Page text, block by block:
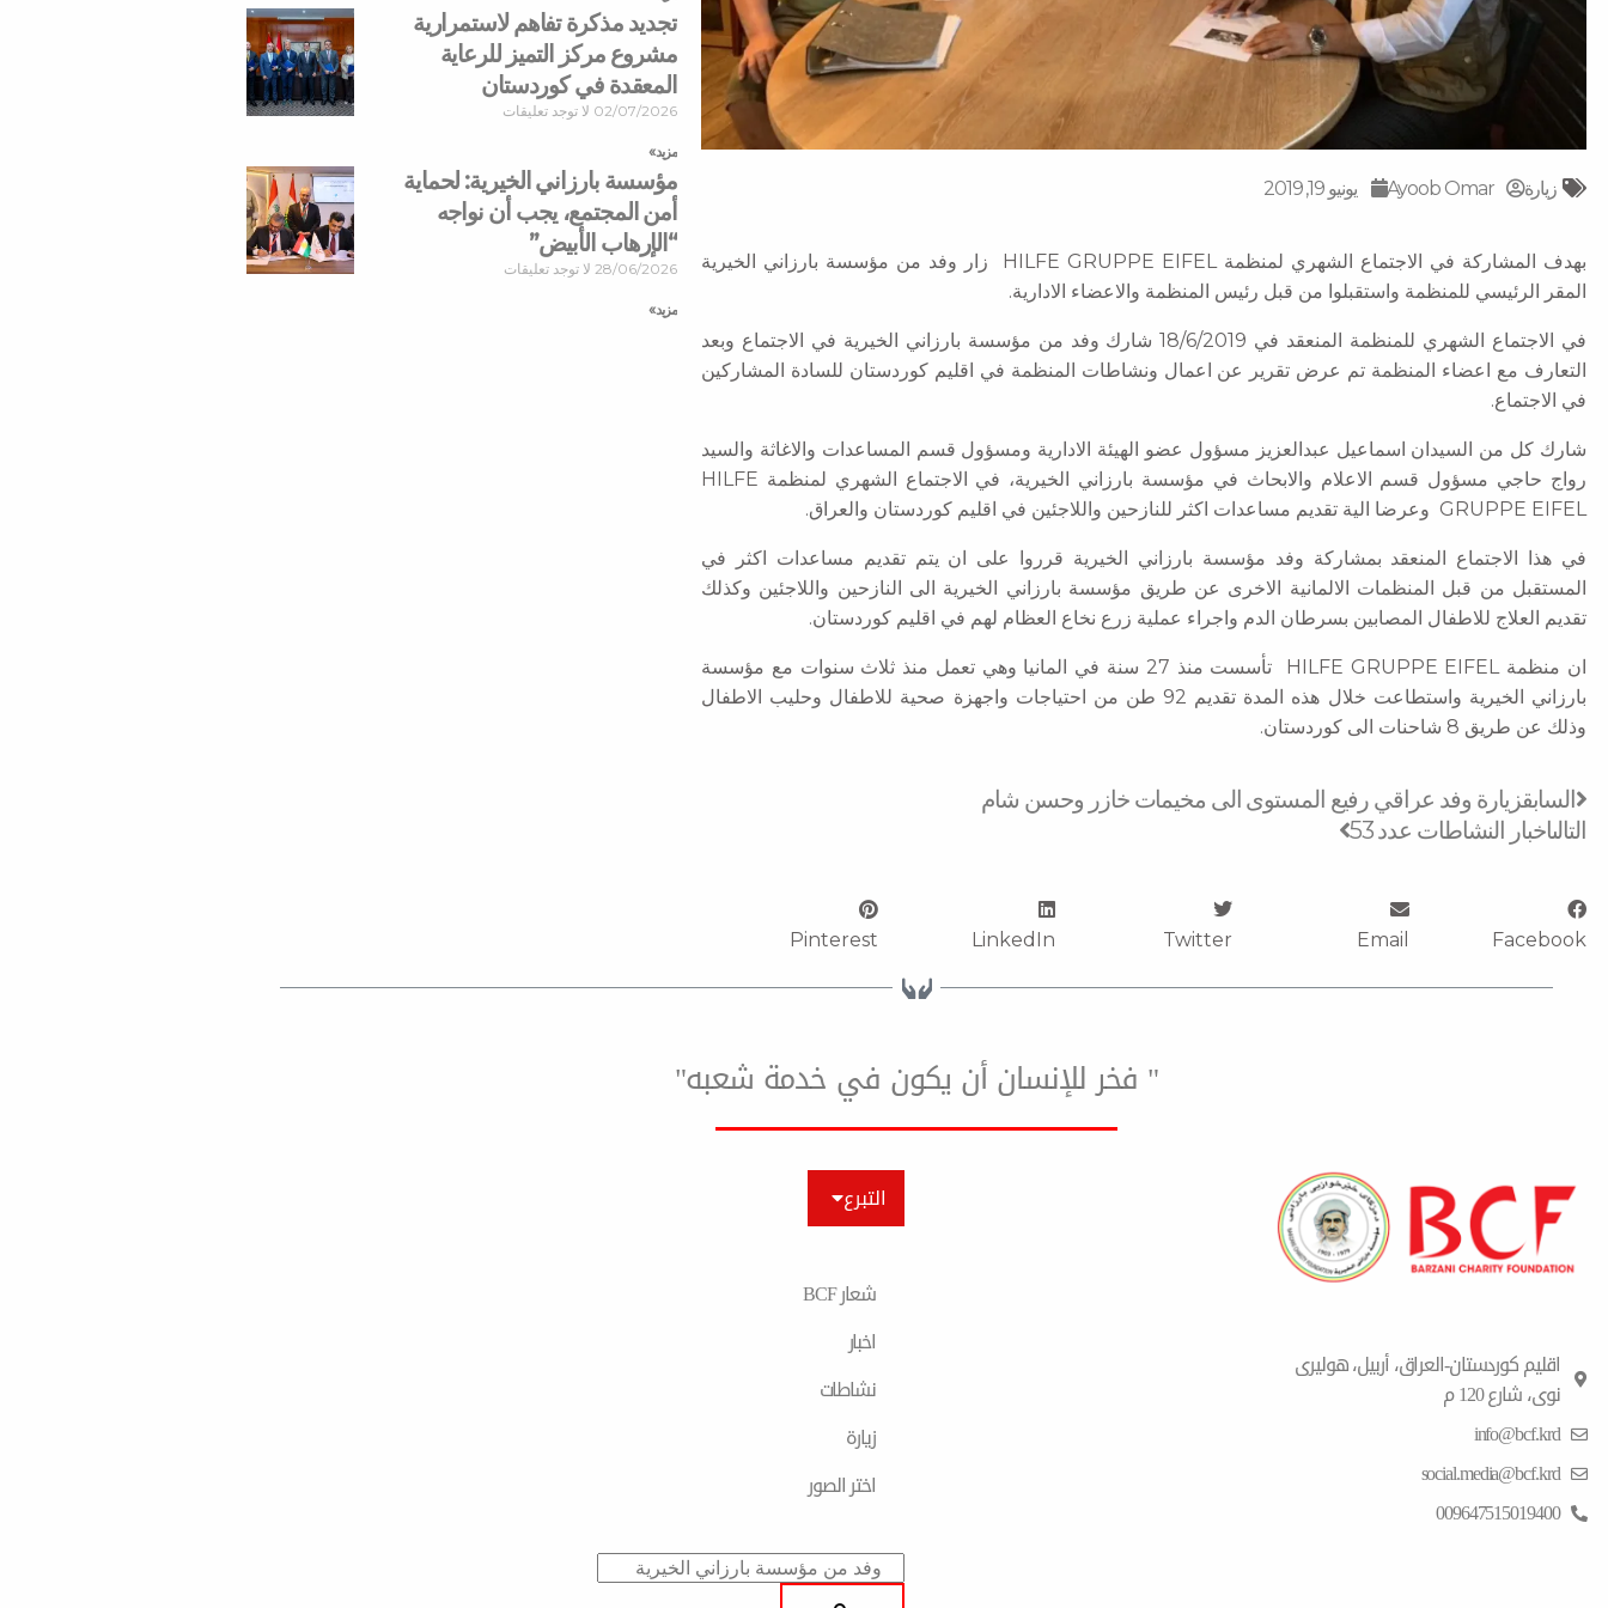
زیارة Ayoob Omar يونيو 19, 2019
بهدف المشاركة في الاجتماع الشهري لمنظمة HILFE GRUPPE EIFEL زار وفد من مؤسسة بارزاني الخيرية
المقر الرئيسي للمنظمة واستقبلوا من قبل رئيس المنظمة والاعضاء الادارية.
في الاجتماع الشهري للمنظمة المنعقد في 18/6/2019 شارك وفد من مؤسسة بارزاني الخيرية في الاجتماع وبعد
التعارف مع اعضاء المنظمة تم عرض تقرير عن اعمال ونشاطات المنظمة في اقليم كوردستان للسادة المشاركين
في الاجتماع.
شارك كل من السيدان اسماعيل عبدالعزيز مسؤول عضو الهيئة الادارية ومسؤول قسم المساعدات والاغاثة والسيد
رواج حاجي مسؤول قسم الاعلام والابحاث في مؤسسة بارزاني الخيرية، في الاجتماع الشهري لمنظمة HILFE
GRUPPE EIFEL وعرضا الية تقديم مساعدات اكثر للنازحين واللاجئين في اقليم كوردستان والعراق.
في هذا الاجتماع المنعقد بمشاركة وفد مؤسسة بارزاني الخيرية قرروا على ان يتم تقديم مساعدات اكثر في
المستقبل من قبل المنظمات الالمانية الاخرى عن طريق مؤسسة بارزاني الخيرية الى النازحين واللاجئين وكذلك
تقديم العلاج للاطفال المصابين بسرطان الدم واجراء عملية زرع نخاع العظام لهم في اقليم كوردستان.
ان منظمة HILFE GRUPPE EIFEL تأسست منذ 27 سنة في المانيا وهي تعمل منذ ثلاث سنوات مع مؤسسة
بارزاني الخيرية واستطاعت خلال هذه المدة تقديم 92 طن من احتياجات واجهزة صحية للاطفال وحليب الاطفال
وذلك عن طريق 8 شاحنات الى كوردستان.
Prev
السابقزيارة وفد عراقي رفيع المستوى الى مخيمات خازر وحسن شام
التالىاخبار النشاطات عدد 53
Next
Facebook
Email
Twitter
LinkedIn
Pinterest
تجديد مذكرة تفاهم لاستمرارية
مشروع مركز التميز للرعاية
المعقدة في كوردستان
02/07/2026 لا توجد تعليقات
مزید »
مؤسسة بارزاني الخيرية: لحماية
أمن المجتمع، يجب أن نواجه
“الإرهاب الأبيض”
28/06/2026 لا توجد تعليقات
مزید »
" فخر للإنسان أن يكون في خدمة شعبه"
اقلیم كوردستان-العراق، أربیل، هولیری
نوی، شارع 120 م
info@bcf.krd
social.media@bcf.krd
009647515019400
التبرع
شعار BCF
اخبار
نشاطات
زیارة
اختر الصور
Search